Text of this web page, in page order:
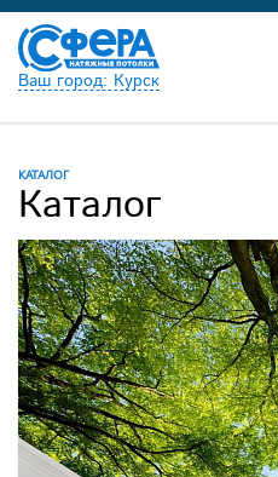
Ваш город: Курск
КАТАЛОГ
Каталог